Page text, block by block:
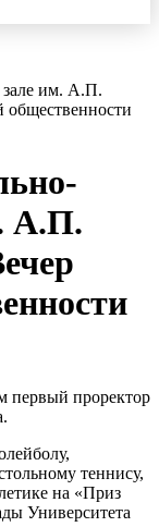
зале им. А.П.
общественности
А.П.
первый проректор
теннису,
на «Приз
Университета